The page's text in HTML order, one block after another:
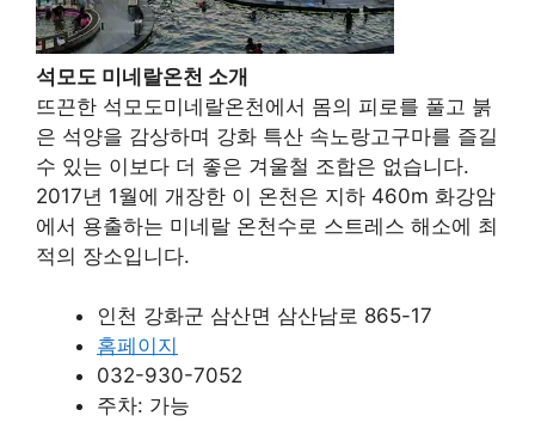
석모도 미네랄온천 소개
뜨끈한 석모도미네랄온천에서 몸의 피로를 풀고 붉
은 석양을 감상하며 강화 특산 속노랑고구마를 즐길
수 있는 이보다 더 좋은 겨울철 조합은 없습니다.
2017년 1월에 개장한 이 온천은 지하 460m 화강암
에서 용출하는 미네랄 온천수로 스트레스 해소에 최
적의 장소입니다.
인천 강화군 삼산면 삼산남로 865-17
홈페이지
032-930-7052
주차: 가능